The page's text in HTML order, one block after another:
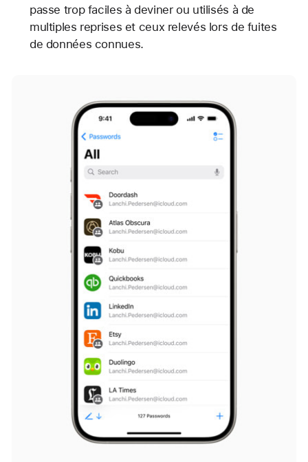
passe trop faciles à deviner ou utilisés à de
multiples reprises et ceux relevés lors de fuites
de données connues.